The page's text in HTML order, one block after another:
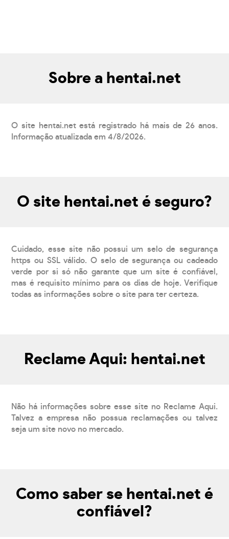
Sobre a hentai.net
O site hentai.net está registrado há mais de 26 anos.
Informação atualizada em 4/8/2026.
O site hentai.net é seguro?
Cuidado, esse site não possui um selo de segurança
https ou SSL válido. O selo de segurança ou cadeado
verde por si só não garante que um site é confiável,
mas é requisito mínimo para os dias de hoje. Verifique
todas as informações sobre o site para ter certeza.
Reclame Aqui: hentai.net
Não há informações sobre esse site no Reclame Aqui.
Talvez a empresa não possua reclamações ou talvez
seja um site novo no mercado.
Como saber se hentai.net é
confiável?